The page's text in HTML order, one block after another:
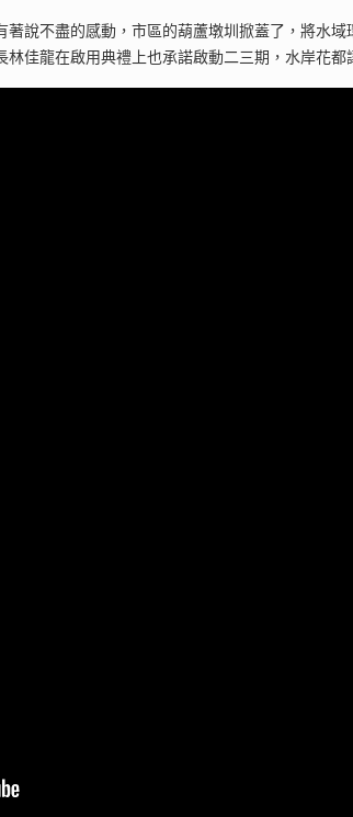
著說不盡的感動，市區的葫蘆墩圳掀蓋了，將水
佳龍在啟用典禮上也承諾啟動二三期，水岸花